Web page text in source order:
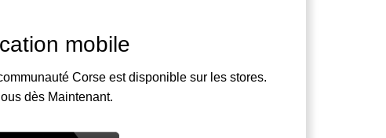
mobile
Corse est disponible sur les stores.
dès Maintenant.